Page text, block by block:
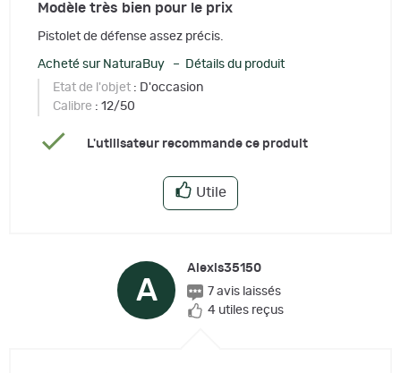
Modèle très bien pour le prix
Pistolet de défense assez précis.
Acheté sur NaturaBuy – Détails du produit
Etat de l'objet : D'occasion
Calibre : 12/50
L'utilisateur recommande ce produit
Utile
A
Alexis35150
7 avis laissés
4 utiles reçus